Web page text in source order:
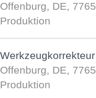
Offenburg, DE,
Produktion
Offenburg, DE,
Produktion